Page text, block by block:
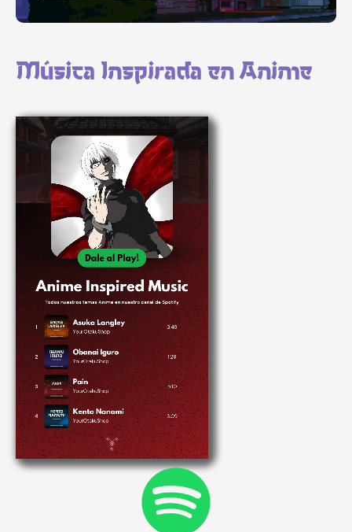
Música Inspirada en Anime